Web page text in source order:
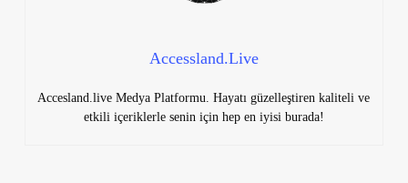
Accessland.Live
Accesland.live Medya Platformu. Hayatı güzelleştiren kaliteli ve
etkili içeriklerle senin için hep en iyisi burada!